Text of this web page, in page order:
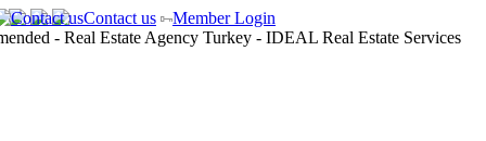
Contact us Member Login